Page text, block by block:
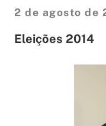
2 de agosto de
Eleições 2014